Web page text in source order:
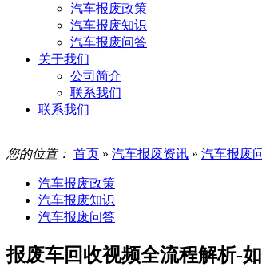
汽车报废政策
汽车报废知识
汽车报废问答
关于我们
公司简介
联系我们
联系我们
您的位置： 首页 » 汽车报废资讯 » 汽车报废
汽车报废政策
汽车报废知识
汽车报废问答
报废车回收视频全流程解析-